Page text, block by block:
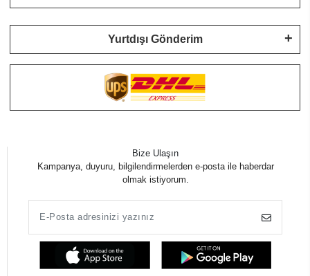
Yurtdışı Gönderim
Bize Ulaşın
Kampanya, duyuru, bilgilendirmelerden e-posta ile haberdar
olmak istiyorum.